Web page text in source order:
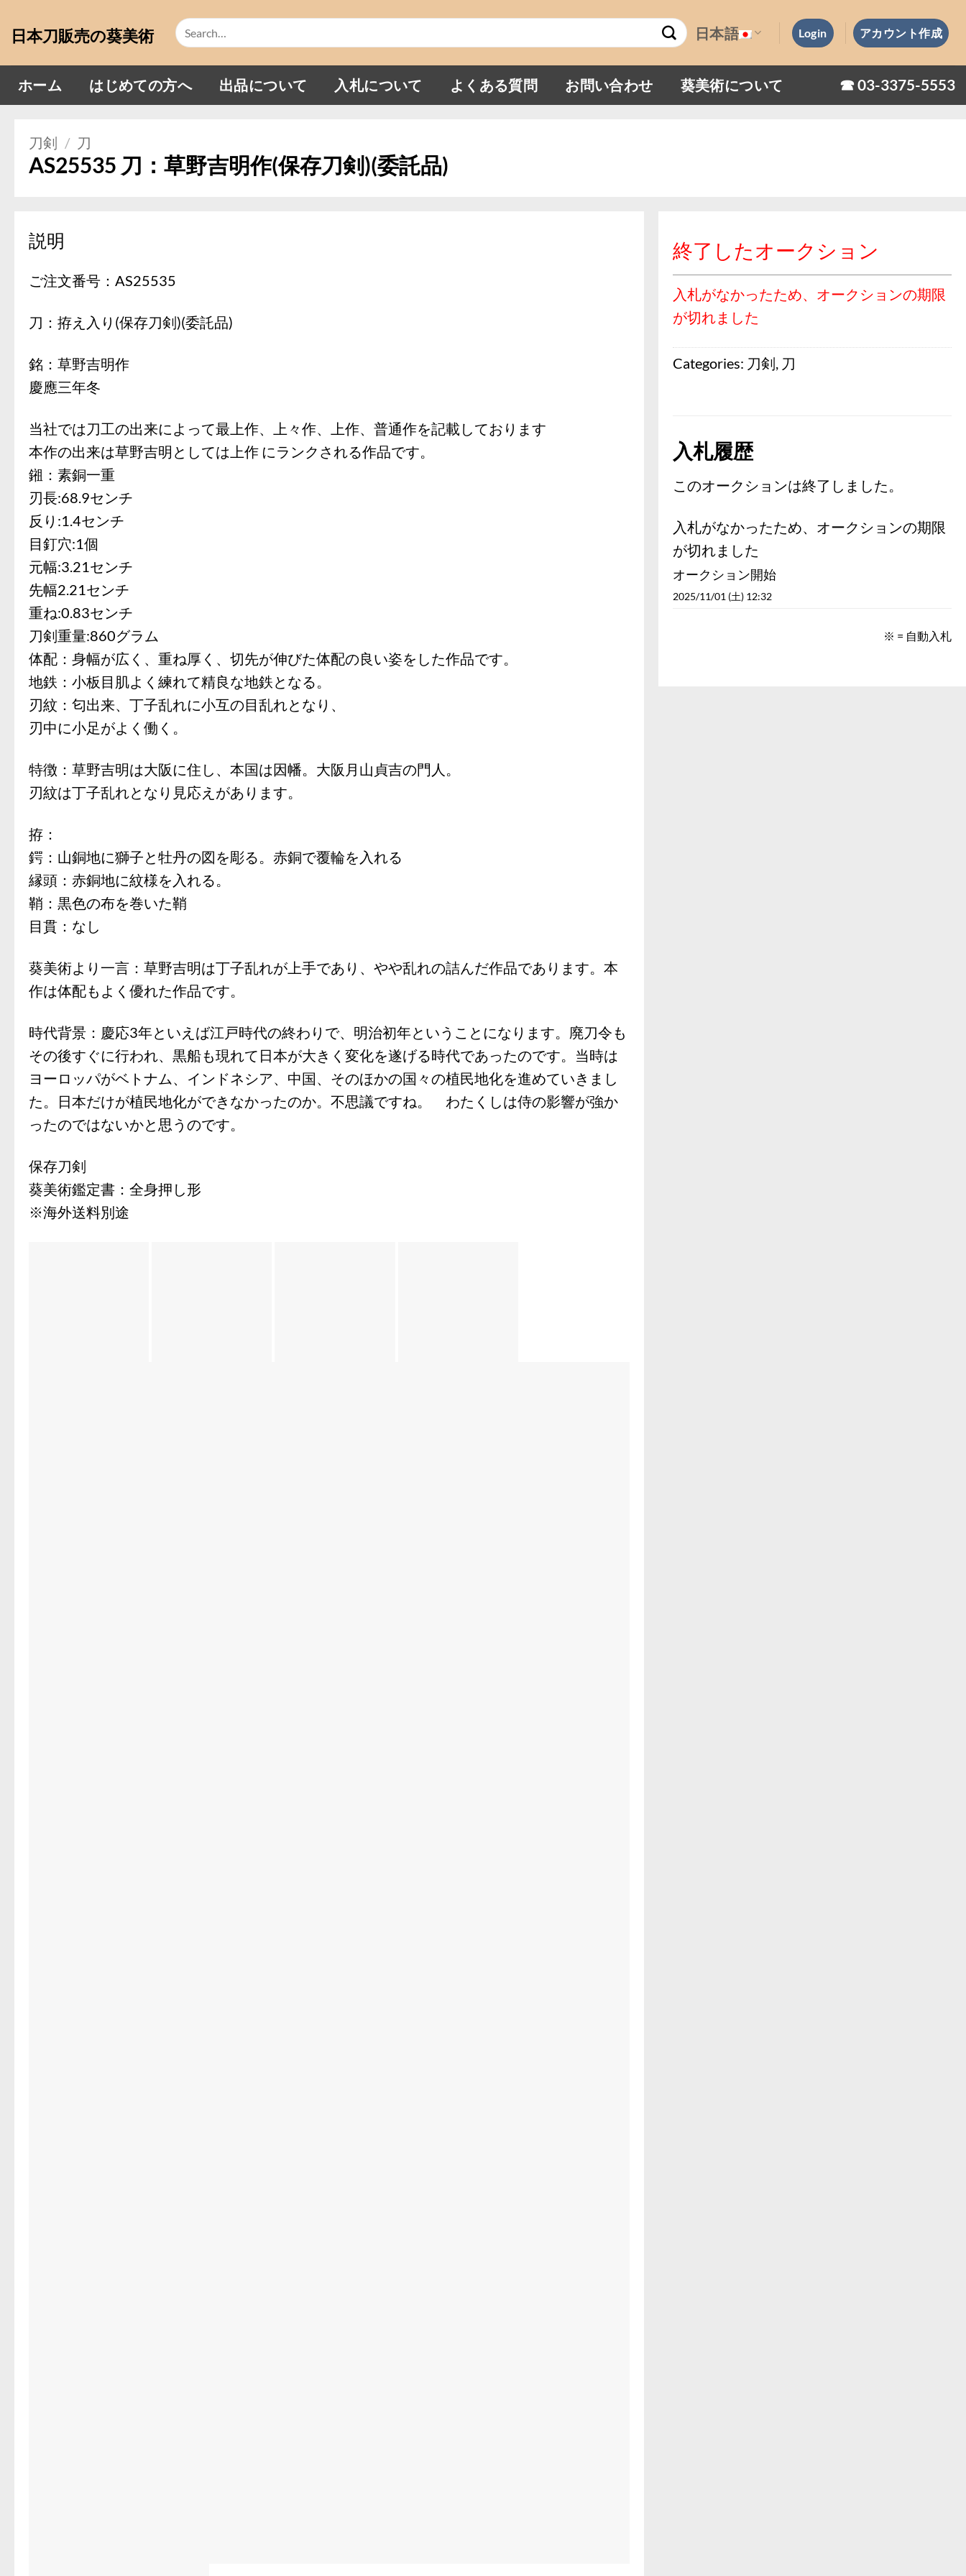
日本刀販売の葵美術
Search
for:
日本語 Login アカウント作成
ホーム はじめての方へ 出品について 入札について よくある質問 お問い合わせ 葵美術について ☎︎ 03-3375-5553
刀剣 / 刀
AS25535 刀：草野吉明作(保存刀剣)(委託品)
説明
ご注文番号：AS25535
刀：拵え入り(保存刀剣)(委託品)
銘：草野吉明作
慶應三年冬
当社では刀工の出来によって最上作、上々作、上作、普通作を記載しております
本作の出来は草野吉明としては上作 にランクされる作品です。
鎺：素銅一重
刃長:68.9センチ
反り:1.4センチ
目釘穴:1個
元幅:3.21センチ
先幅2.21センチ
重ね:0.83センチ
刀剣重量:860グラム
体配：身幅が広く、重ね厚く、切先が伸びた体配の良い姿をした作品です。
地鉄：小板目肌よく練れて精良な地鉄となる。
刃紋：匂出来、丁子乱れに小互の目乱れとなり、
刃中に小足がよく働く。
特徴：草野吉明は大阪に住し、本国は因幡。大阪月山貞吉の門人。
刃紋は丁子乱れとなり見応えがあります。
拵：
鍔：山銅地に獅子と牡丹の図を彫る。赤銅で覆輪を入れる
縁頭：赤銅地に紋様を入れる。
鞘：黒色の布を巻いた鞘
目貫：なし
葵美術より一言：草野吉明は丁子乱れが上手であり、やや乱れの詰んだ作品であります。本
作は体配もよく優れた作品です。
時代背景：慶応3年といえば江戸時代の終わりで、明治初年ということになります。廃刀令も
その後すぐに行われ、黒船も現れて日本が大きく変化を遂げる時代であったのです。当時は
ヨーロッパがベトナム、インドネシア、中国、そのほかの国々の植民地化を進めていきまし
た。日本だけが植民地化ができなかったのか。不思議ですね。 わたくしは侍の影響が強か
ったのではないかと思うのです。
保存刀剣
葵美術鑑定書：全身押し形
※海外送料別途
終了したオークション
入札がなかったため、オークションの期限
が切れました
Categories: 刀剣 刀
入札履歴
このオークションは終了しました。
入札がなかったため、オークションの期限
が切れました
オークション開始
2025/11/01 (土) 12:32
※ = 自動入札